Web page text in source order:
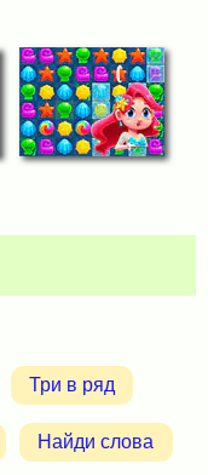
Три в ряд
Найди слова